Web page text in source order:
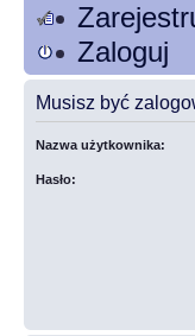
Zaloguj
Musisz być
Nazwa użytkownika:
Hasło: